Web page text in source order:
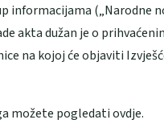
informacijama („Narodne
akta dužan je o
na kojoj će objaviti
možete pogledati ovdje.